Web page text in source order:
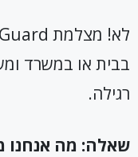
בבית או במשרד
רגילה.
שאלה: מה אנחנו